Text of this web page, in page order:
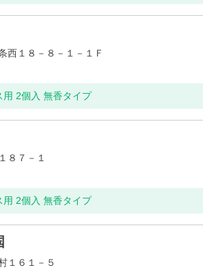
西１８－８－１－１Ｆ
用 2個入 無香タイプ
８７－１
用 2個入 無香タイプ
１６１－５